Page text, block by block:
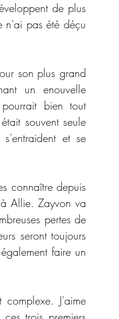
de plus
n'ai pas été déçu
son plus grand
un enouvelle
bien tout
souvent seule
et se
connaître depuis
Allie. Zayvon va
pertes de
seront toujours
faire un
J'aime